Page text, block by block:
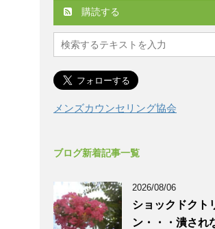
購読する
メンズカウンセリング協会
ブログ新着記事一覧
2026/08/06
ショックドクト
ン・・・潰され